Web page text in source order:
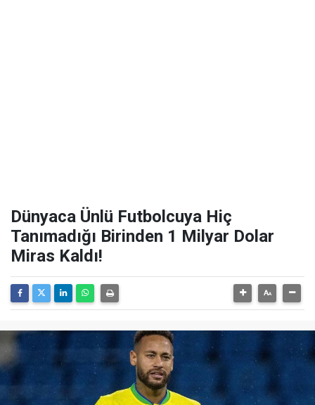
Dünyaca Ünlü Futbolcuya Hiç
Tanımadığı Birinden 1 Milyar Dolar
Miras Kaldı!